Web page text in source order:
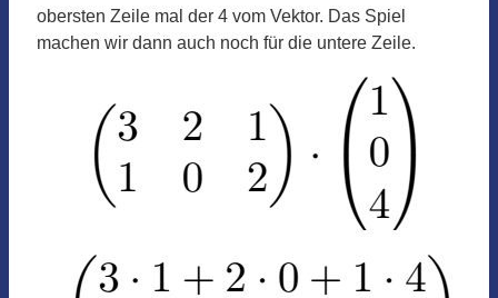
obersten Zeile mal der 4 vom Vektor. Das Spiel
machen wir dann auch noch für die untere Zeile.